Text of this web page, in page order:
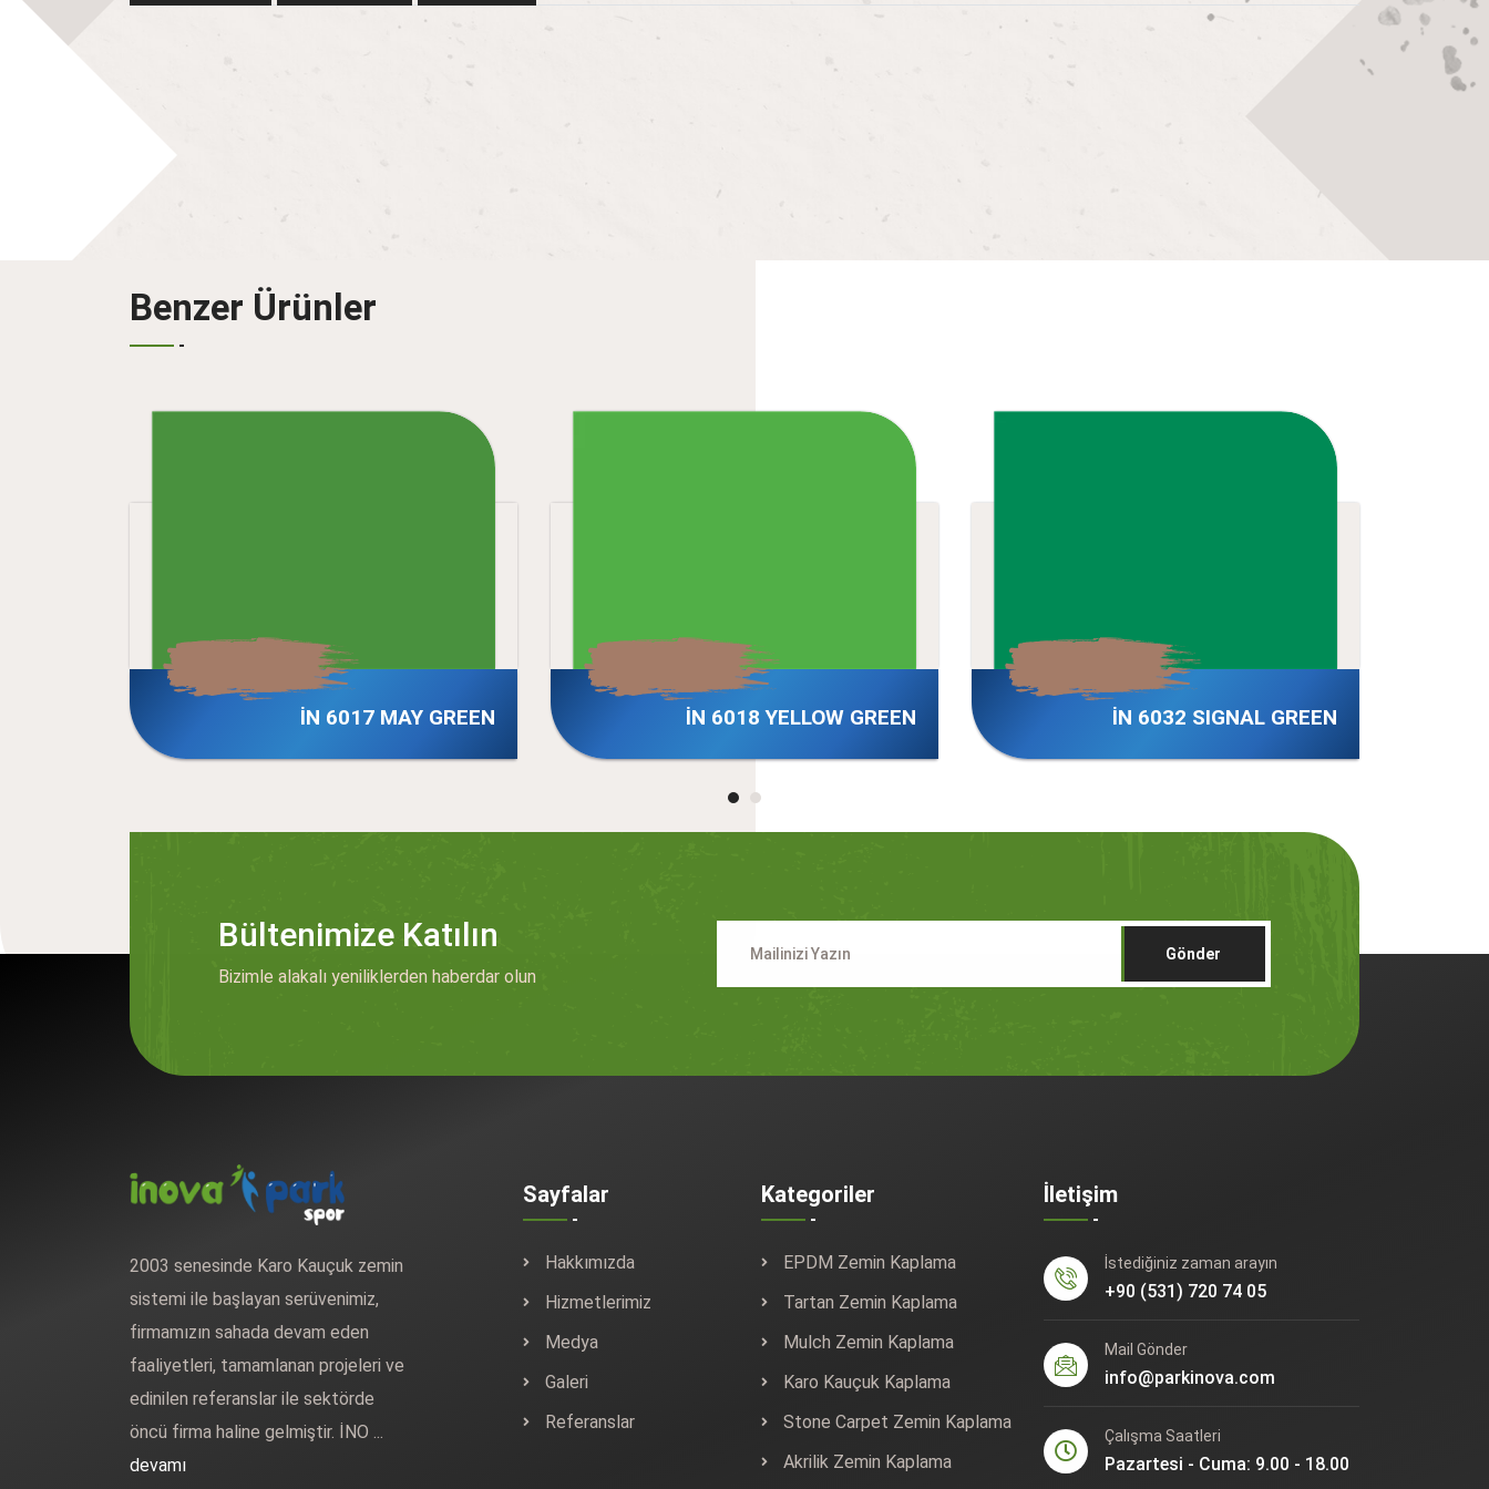
Benzer Ürünler
İN 6017 MAY GREEN İN 6018 YELLOW GREEN İN 6032 SIGNAL GREEN
Bültenimize Katılın
Bizimle alakalı yeniliklerden haberdar olun
Gönder
2003 senesinde Karo Kauçuk zemin
sistemi ile başlayan serüvenimiz,
firmamızın sahada devam eden
faaliyetleri, tamamlanan projeleri ve
edinilen referanslar ile sektörde
öncü firma haline gelmiştir. İNO ...
devamı
Sayfalar
Hakkımızda
Hizmetlerimiz
Medya
Galeri
Referanslar
Kategoriler
EPDM Zemin Kaplama
Tartan Zemin Kaplama
Mulch Zemin Kaplama
Karo Kauçuk Kaplama
Stone Carpet Zemin Kaplama
Akrilik Zemin Kaplama
İletişim
İstediğiniz zaman arayın
+90 (531) 720 74 05
Mail Gönder
info@parkinova.com
Çalışma Saatleri
Pazartesi - Cuma: 9.00 - 18.00